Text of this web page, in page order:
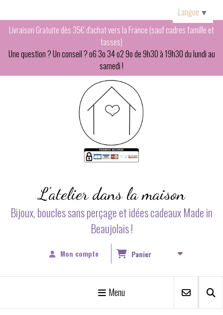
Livraison Gratuite dès 35€ d'achat vers la France (sauf cadres famille et
tasses)
Une question ? Un conseil ? o6 3o 34 o2 9o de 9h30 à 19h30 du lundi au
samedi !
L'atelier dans la maison
Bijoux, boucles sans perçage et idées cadeaux Made in
Beaujolais !
Mon compte Panier
Menu
Langue ▼